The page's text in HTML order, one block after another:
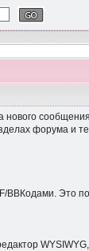
форума и
BBКодами.